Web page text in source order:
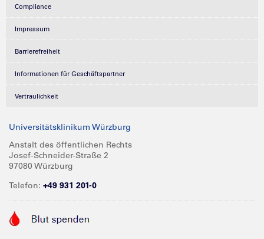
Compliance
Impressum
Barrierefreiheit
Informationen für Geschäftspartner
Vertraulichkeit
Universitätsklinikum Würzburg
Anstalt des öffentlichen Rechts
Josef-Schneider-Straße 2
97080 Würzburg
Telefon: +49 931 201-0